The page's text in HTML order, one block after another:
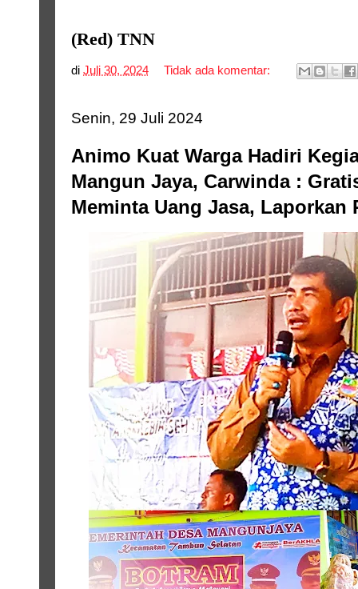
(Red) TNN
di Juli 30, 2024 Tidak ada komentar:
Senin, 29 Juli 2024
Animo Kuat Warga Hadiri
Mangun Jaya, Carwinda :
Meminta Uang Jasa, Laporkan